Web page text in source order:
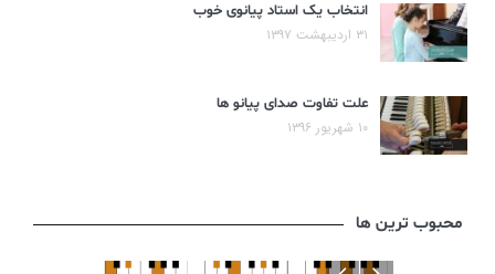
انتخاب یک استاد پیانوی خوب
۳۱ اردیبهشت ۱۳۹۷
علت تفاوت صدای پیانو ها
۱۰ شهریور ۱۳۹۶
محبوب ترین ها